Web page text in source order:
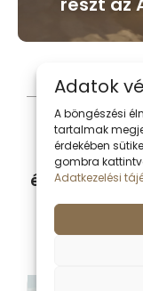
Adatok
A böngészési
tartalmak
érdekében
gombra
Adatkezelési
Kérem
érintő